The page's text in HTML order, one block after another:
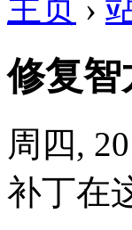
主页 ›
修复
周四,
补丁在